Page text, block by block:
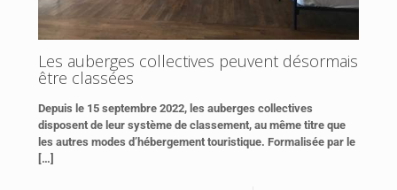
Les auberges collectives peuvent désormais
être classées
Depuis le 15 septembre 2022, les auberges collectives
disposent de leur système de classement, au même titre que
les autres modes d’hébergement touristique. Formalisée par le
[…]